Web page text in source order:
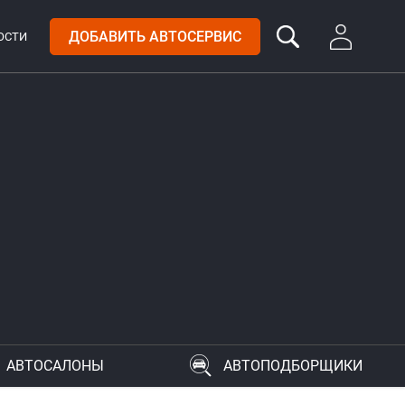
ДОБАВИТЬ АВТОСЕРВИС
АВТОСАЛОНЫ АВТОПОДБОРЩИКИ